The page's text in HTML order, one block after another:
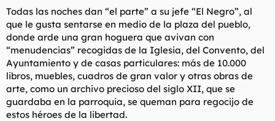
Todas las noches dan “el parte” a su jefe “El Negro”, al
que le gusta sentarse en medio de la plaza del pueblo,
donde arde una gran hoguera que avivan con
“menudencias” recogidas de la Iglesia, del Convento, del
Ayuntamiento y de casas particulares: más de 10.000
libros, muebles, cuadros de gran valor y otras obras de
arte, como un archivo precioso del siglo XII, que se
guardaba en la parroquia, se queman para regocijo de
estos héroes de la libertad.